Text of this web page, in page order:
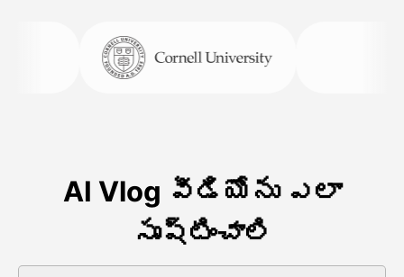
AI Vlog వీడియోను ఎలా
సృష్టించాలి